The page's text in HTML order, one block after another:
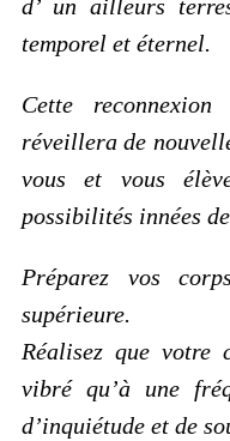
d’ un ailleurs
temporel et éternel.
Cette
réveillera de
vous et vous
possibilités innées
Préparez vos
supérieure.
Réalisez que votre
vibré qu’à une
d’inquiétude et de